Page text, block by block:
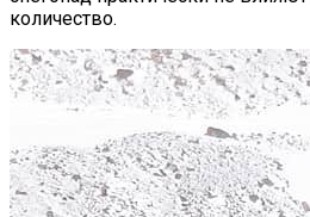
количество.